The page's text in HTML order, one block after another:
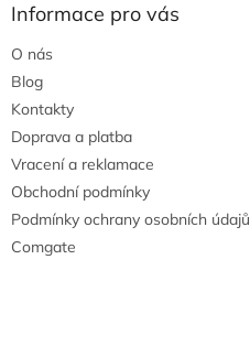
Informace pro vás
O nás
Blog
Kontakty
Doprava a platba
Vracení a reklamace
Obchodní podmínky
Podmínky ochrany osobních údajů
Comgate